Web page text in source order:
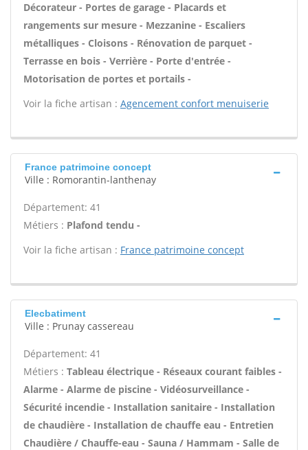
Décorateur - Portes de garage - Placards et
rangements sur mesure - Mezzanine - Escaliers
métalliques - Cloisons - Rénovation de parquet -
Terrasse en bois - Verrière - Porte d'entrée -
Motorisation de portes et portails -
Voir la fiche artisan : Agencement confort menuiserie
France patrimoine concept
Ville : Romorantin-lanthenay
Département: 41
Métiers : Plafond tendu -
Voir la fiche artisan : France patrimoine concept
Elecbatiment
Ville : Prunay cassereau
Département: 41
Métiers : Tableau électrique - Réseaux courant faibles -
Alarme - Alarme de piscine - Vidéosurveillance -
Sécurité incendie - Installation sanitaire - Installation
de chaudière - Installation de chauffe eau - Entretien
Chaudière / Chauffe-eau - Sauna / Hammam - Salle de